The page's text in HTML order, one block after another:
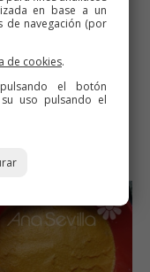
en base a un
de navegación (por
de cookies.
el botón
uso pulsando el